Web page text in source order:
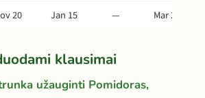
20 Jan 15 — Mar 21
klausimai
užauginti Pomidoras,